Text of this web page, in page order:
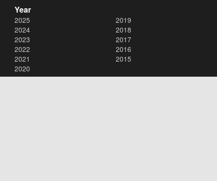
Year
2025
2024
2023
2022
2021
2020
2019
2018
2017
2016
2015